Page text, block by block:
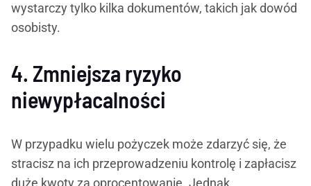
wystarczy tylko kilka dokumentów, takich jak dowód
osobisty.
4. Zmniejsza ryzyko
niewypłacalności
W przypadku wielu pożyczek może zdarzyć się, że
stracisz na ich przeprowadzeniu kontrolę i zapłacisz